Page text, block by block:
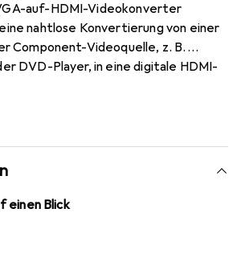
auf-HDMI-Videokonverter
nahtlose Konvertierung von einer
Component-Videoquelle, z. B.
DVD-Player, in eine digitale HDMI-
einen Blick